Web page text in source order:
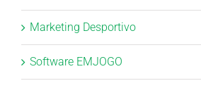
Marketing Desportivo
Software EMJOGO